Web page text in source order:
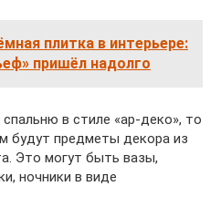
плитка в интерьере:
пришёл надолго
в стиле «ар-деко», то
будут предметы декора из
Это могут быть вазы,
ночники в виде